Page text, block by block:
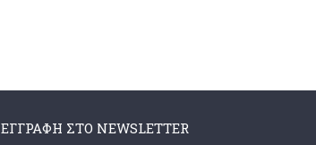
ΕΓΓΡΑΦΉ ΣΤΟ NEWSLETTER